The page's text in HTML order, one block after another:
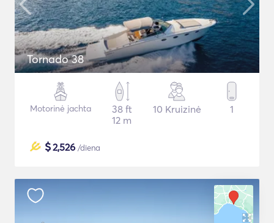
Tornado 38
Motorinė jachta
38 ft
12 m
10 Kruizinė 1
$2,526 /diena